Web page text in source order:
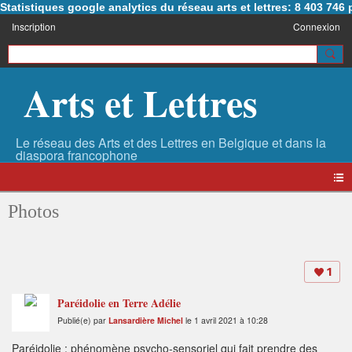
Statistiques google analytics du réseau arts et lettres: 8 403 746
Inscription Connexion
Arts et Lettres
Photos
1
Paréidolie en Terre Adélie
Publié(e) par Lansardière Michel le 1 avril 2021 à 10:28
Paréidolie : phénomène psycho-sensoriel qui fait prendre des